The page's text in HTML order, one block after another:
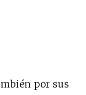
por sus